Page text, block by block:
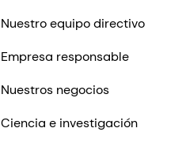
Nuestro equipo directivo
Empresa responsable
Nuestros negocios
Ciencia e investigación